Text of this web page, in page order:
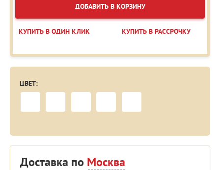
ДОБАВИТЬ В КОРЗИНУ
КУПИТЬ В ОДИН КЛИК КУПИТЬ В РАССРОЧКУ
ЦВЕТ:
Доставка по Москва